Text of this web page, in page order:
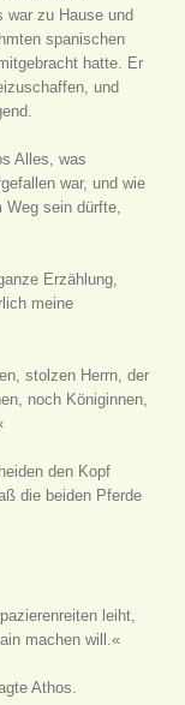
war zu Hause und
spanischen
hatte. Er
und
Alles, was
war, und wie
Weg sein dürfte,
Erzählung,
meine
stolzen Herrn, der
noch Königinnen,
den Kopf
die beiden Pferde
leiht,
machen will.«
Athos.